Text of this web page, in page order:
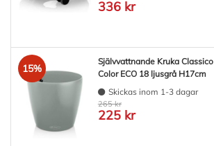
336 kr
15%
Självvattnande Kruka Classico
Color ECO 18 ljusgrå H17cm
Skickas inom 1-3 dagar
265 kr
225 kr